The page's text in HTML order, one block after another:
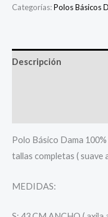
Categorías:Polos Básicos
Descripción
Polo Básico Dama
tallas completas ( suave
MEDIDAS: